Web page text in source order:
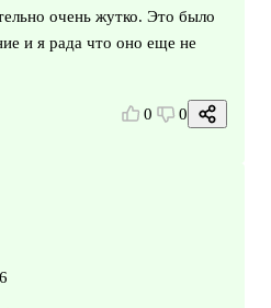
очень жутко. Это было
и я рада что оно еще не
0 0